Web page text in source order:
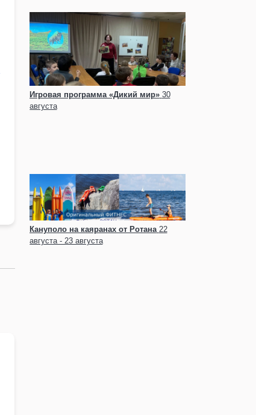
Игровая программа «Дикий мир» 30
августа
Кануполо на каяранах от Ротана 22
августа - 23 августа